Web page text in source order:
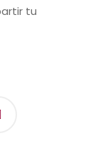
tu